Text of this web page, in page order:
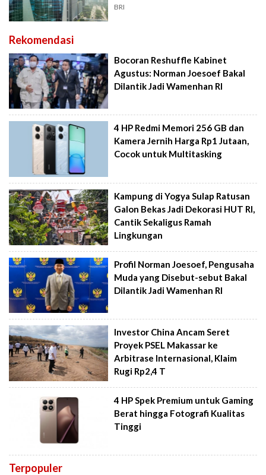
BRI
Rekomendasi
Bocoran Reshuffle Kabinet
Agustus: Norman Joesoef Bakal
Dilantik Jadi Wamenhan RI
4 HP Redmi Memori 256 GB dan
Kamera Jernih Harga Rp1 Jutaan,
Cocok untuk Multitasking
Kampung di Yogya Sulap Ratusan
Galon Bekas Jadi Dekorasi HUT RI,
Cantik Sekaligus Ramah
Lingkungan
Profil Norman Joesoef, Pengusaha
Muda yang Disebut-sebut Bakal
Dilantik Jadi Wamenhan RI
Investor China Ancam Seret
Proyek PSEL Makassar ke
Arbitrase Internasional, Klaim
Rugi Rp2,4 T
4 HP Spek Premium untuk Gaming
Berat hingga Fotografi Kualitas
Tinggi
Terpopuler